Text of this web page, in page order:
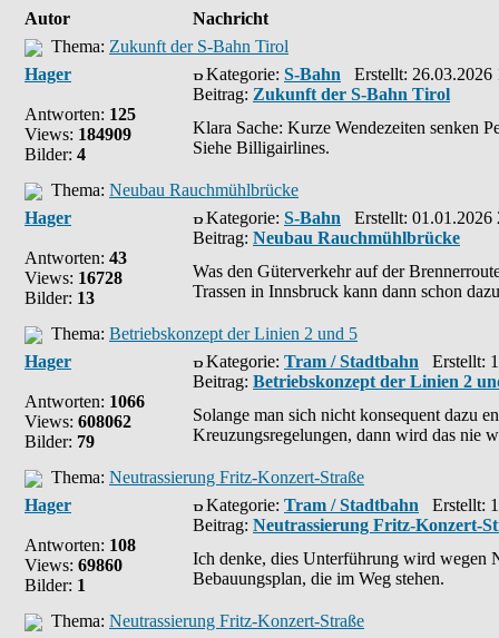
Autor
Nachricht
Thema: Zukunft der S-Bahn Tirol
Hager
Antworten: 125
Views: 184909
Bilder: 4
Kategorie: S-Bahn Erstellt: 26.03.2026
Beitrag: Zukunft der S-Bahn Tirol
Klara Sache: Kurze Wendezeiten senken
Siehe Billigairlines.
Thema: Neubau Rauchmühlbrücke
Hager
Antworten: 43
Views: 16728
Bilder: 13
Kategorie: S-Bahn Erstellt: 01.01.2026
Beitrag: Neubau Rauchmühlbrücke
Was den Güterverkehr auf der
Trassen in Innsbruck kann dann schon
Thema: Betriebskonzept der Linien 2 und 5
Hager
Antworten: 1066
Views: 608062
Bilder: 79
Kategorie: Tram / Stadtbahn Erstellt:
Beitrag: Betriebskonzept der Linien 2
Solange man sich nicht konsequent dazu
Kreuzungsregelungen, dann wird das nie
Thema: Neutrassierung Fritz-Konzert-Straße
Hager
Antworten: 108
Views: 69860
Bilder: 1
Kategorie: Tram / Stadtbahn Erstellt:
Beitrag: Neutrassierung Fritz-Konzert-
Ich denke, dies Unterführung wird wegen
Bebauungsplan, die im Weg stehen.
Thema: Neutrassierung Fritz-Konzert-Straße